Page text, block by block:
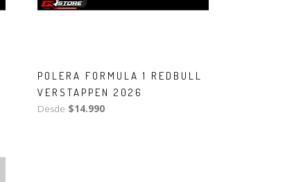
POLERA FORMULA 1 REDBULL
VERSTAPPEN 2026
Desde $14.990